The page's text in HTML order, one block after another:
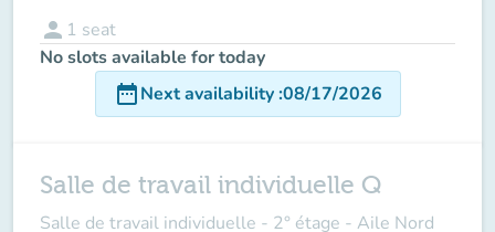
person 1 seat
No slots available for today
date_rangeNext availability:08/17/2026
Salle de travail individuelle Q
Salle de travail individuelle - 2° étage - Aile Nord